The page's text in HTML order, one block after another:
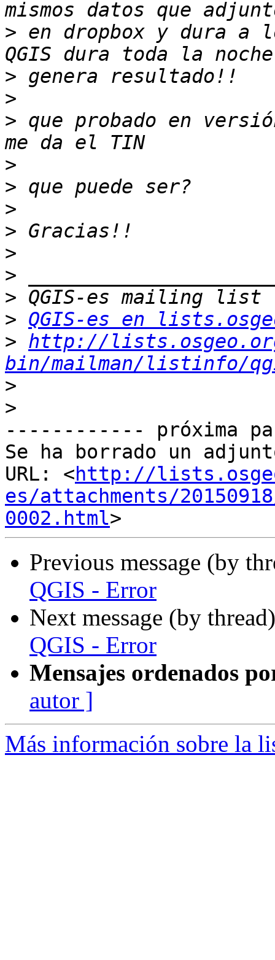
> en dropbox y dura a
>
>
> que probado en
>
>
>
>
>
>
>
> QGIS-es en
> http://
bin/mailman/listinfo/
>
>
------------ próxima
Se ha borrado un
URL: <http://
es/attachments/
0002.html
Previous message (by
QGIS - Error
Next message (by
QGIS - Error
Mensajes ordenados
autor ]
Más información sobre la